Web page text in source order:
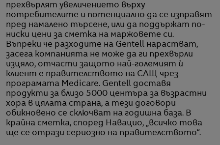
прехвърлят увеличението върху
потребителите и потенциално да се изправят
пред намалено търсене, или да поддържат по-
ниски цени за сметка на маржовете си.
Въпреки че разходите на Gentell нарастват,
засега компанията не може да ги прехвърли
изцяло, отчасти защото най-големият ѝ
клиент е правителството на САЩ чрез
програмата Medicare. Gentell доставя
продукти за близо 5000 центъра за възрастни
хора в цялата страна, а тези договори
обикновено се сключват на годишна база. В
крайна сметка, според Навацио, „всичко това
ще се отрази сериозно на правителството“.